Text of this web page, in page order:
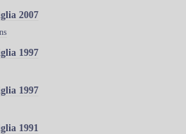
2007
1997
1997
1991